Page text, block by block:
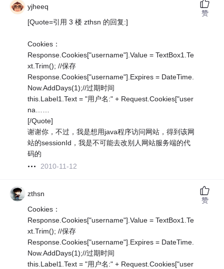
yjheeq
[Quote=引用 3 楼 zthsn 的回复:]
Cookies：
Response.Cookies["username"].Value = TextBox1.Te
xt.Trim(); //保存
Response.Cookies["username"].Expires = DateTime.
Now.AddDays(1);//过期时间
this.Label1.Text = "用户名:" + Request.Cookies["user
na……
[/Quote]
谢谢你，不过，我是想用java程序访问网站，得到该网
站的sessionId，我是不可能去改别人网站服务端的代
码的
2010-11-12
赞
zthsn
Cookies：
Response.Cookies["username"].Value = TextBox1.Te
xt.Trim(); //保存
Response.Cookies["username"].Expires = DateTime.
Now.AddDays(1);//过期时间
this.Label1.Text = "用户名:" + Request.Cookies["user
赞